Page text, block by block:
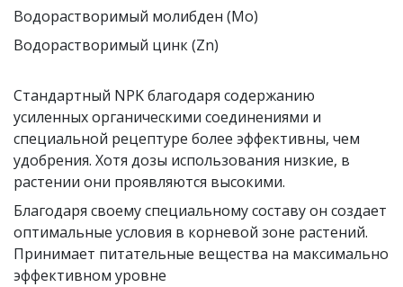
Водорастворимый молибден (Mo)
Водорастворимый цинк (Zn)
Стандартный NPK благодаря содержанию
усиленных органическими соединениями и
специальной рецептуре более эффективны, чем
удобрения. Хотя дозы использования низкие, в
растении они проявляются высокими.
Благодаря своему специальному составу он создает
оптимальные условия в корневой зоне растений.
Принимает питательные вещества на максимально
эффективном уровне